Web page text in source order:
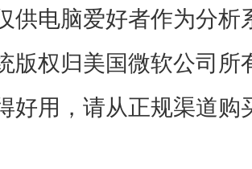
供电脑爱好者作为分析
版权归美国微软公司所
好用，请从正规渠道购